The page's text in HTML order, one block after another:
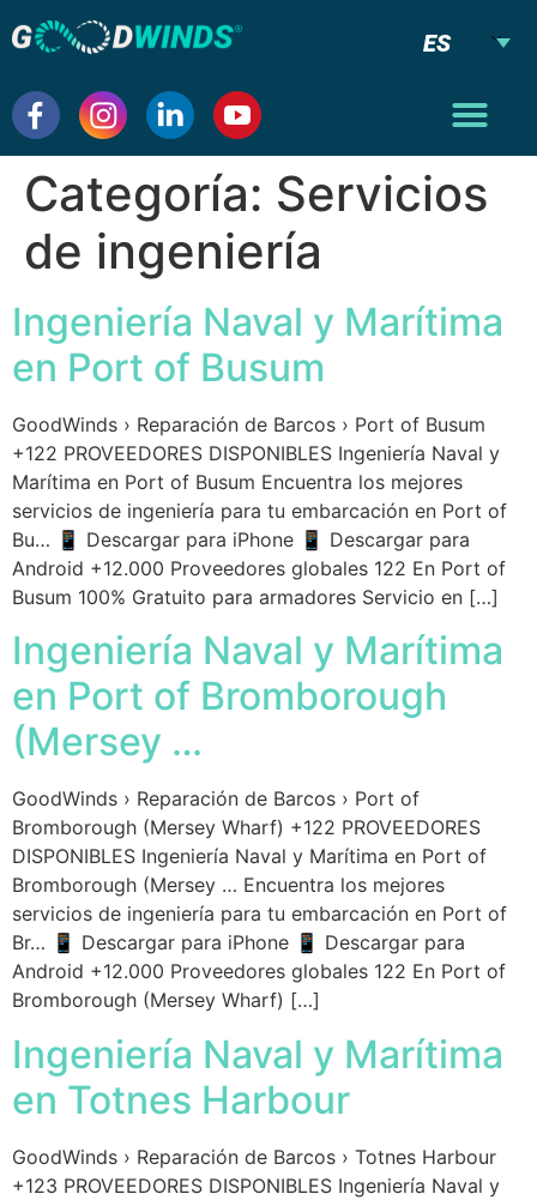
ES
Categoría: Servicios
de ingeniería
Ingeniería Naval y Marítima
en Port of Busum
GoodWinds › Reparación de Barcos › Port of Busum
+122 PROVEEDORES DISPONIBLES Ingeniería Naval y
Marítima en Port of Busum Encuentra los mejores
servicios de ingeniería para tu embarcación en Port of
Bu… 📱 Descargar para iPhone 📱 Descargar para
Android +12.000 Proveedores globales 122 En Port of
Busum 100% Gratuito para armadores Servicio en […]
Ingeniería Naval y Marítima
en Port of Bromborough
(Mersey …
GoodWinds › Reparación de Barcos › Port of
Bromborough (Mersey Wharf) +122 PROVEEDORES
DISPONIBLES Ingeniería Naval y Marítima en Port of
Bromborough (Mersey … Encuentra los mejores
servicios de ingeniería para tu embarcación en Port of
Br… 📱 Descargar para iPhone 📱 Descargar para
Android +12.000 Proveedores globales 122 En Port of
Bromborough (Mersey Wharf) […]
Ingeniería Naval y Marítima
en Totnes Harbour
GoodWinds › Reparación de Barcos › Totnes Harbour
+123 PROVEEDORES DISPONIBLES Ingeniería Naval y